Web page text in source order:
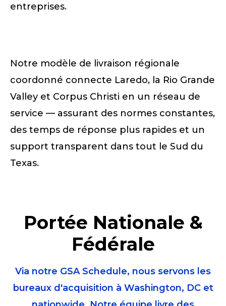
entreprises.
Notre modèle de livraison régionale
coordonné connecte Laredo, la Rio Grande
Valley et Corpus Christi en un réseau de
service — assurant des normes constantes,
des temps de réponse plus rapides et un
support transparent dans tout le Sud du
Texas.
Portée Nationale &
Fédérale
Via notre GSA Schedule, nous servons les
bureaux d'acquisition à Washington, DC et